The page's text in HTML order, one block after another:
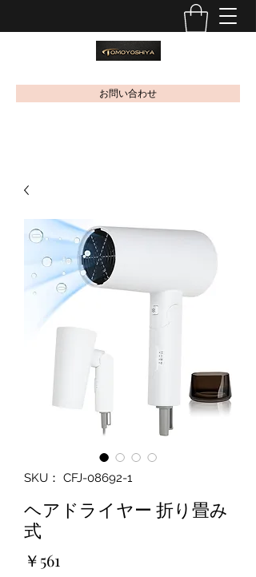
お問い合わせ
SKU： CFJ-08692-1
ヘアドライヤー 折り畳み
式
￥561